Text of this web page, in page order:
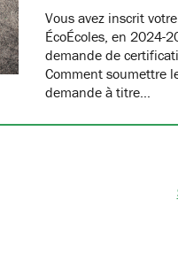
Vous avez inscrit
ÉcoÉcoles, en 2024-
demande de
Comment soumettre
demande à titre…